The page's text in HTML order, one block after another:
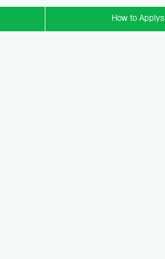
How to Applys